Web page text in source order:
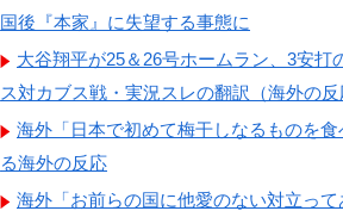
国後『本家』に失望する事態に
大谷翔平が25＆26号ホームラン、3安
ス対カブス戦・実況スレの翻訳（海外の反
海外「日本で初めて梅干しなるものを
る海外の反応
海外「お前らの国に他愛のない対立っ